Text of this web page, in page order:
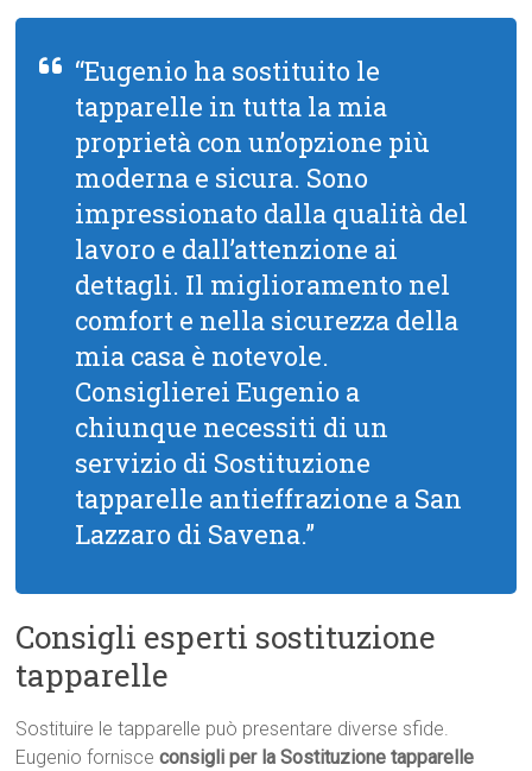
“Eugenio ha sostituito le
tapparelle in tutta la mia
proprietà con un’opzione più
moderna e sicura. Sono
impressionato dalla qualità del
lavoro e dall’attenzione ai
dettagli. Il miglioramento nel
comfort e nella sicurezza della
mia casa è notevole.
Consiglierei Eugenio a
chiunque necessiti di un
servizio di Sostituzione
tapparelle antieffrazione a San
Lazzaro di Savena.”
Consigli esperti sostituzione
tapparelle
Sostituire le tapparelle può presentare diverse sfide.
Eugenio fornisceconsigli per la Sostituzione tapparelle